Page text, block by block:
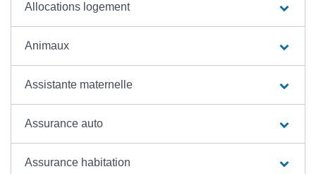
Allocations logement
Animaux
Assistante maternelle
Assurance auto
Assurance habitation